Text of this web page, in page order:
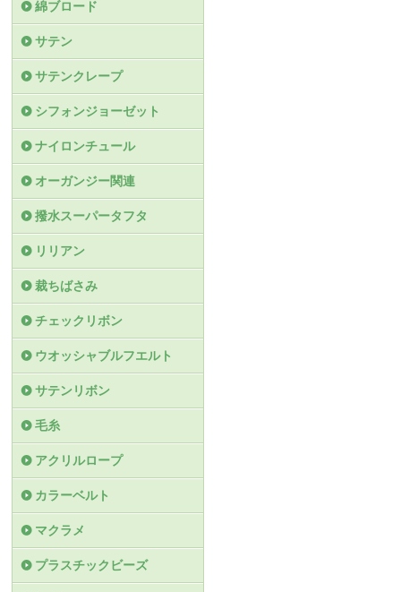
綿ブロード
サテン
サテンクレープ
シフォンジョーゼット
ナイロンチュール
オーガンジー関連
撥水スーパータフタ
リリアン
裁ちばさみ
チェックリボン
ウオッシャブルフエルト
サテンリボン
毛糸
アクリルロープ
カラーベルト
マクラメ
プラスチックビーズ